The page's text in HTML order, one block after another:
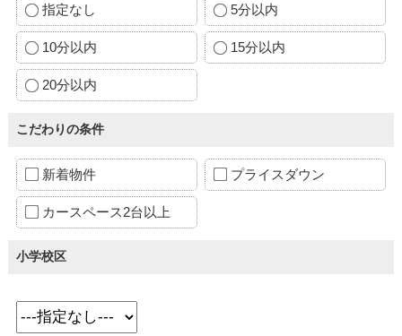
指定なし 5分以内
10分以内 15分以内
20分以内
こだわりの条件
新着物件 プライスダウン
カースペース2台以上
小学校区